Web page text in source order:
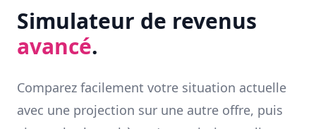
Simulateur de revenus
avancé.
Comparez facilement votre situation actuelle
avec une projection sur une autre offre, puis